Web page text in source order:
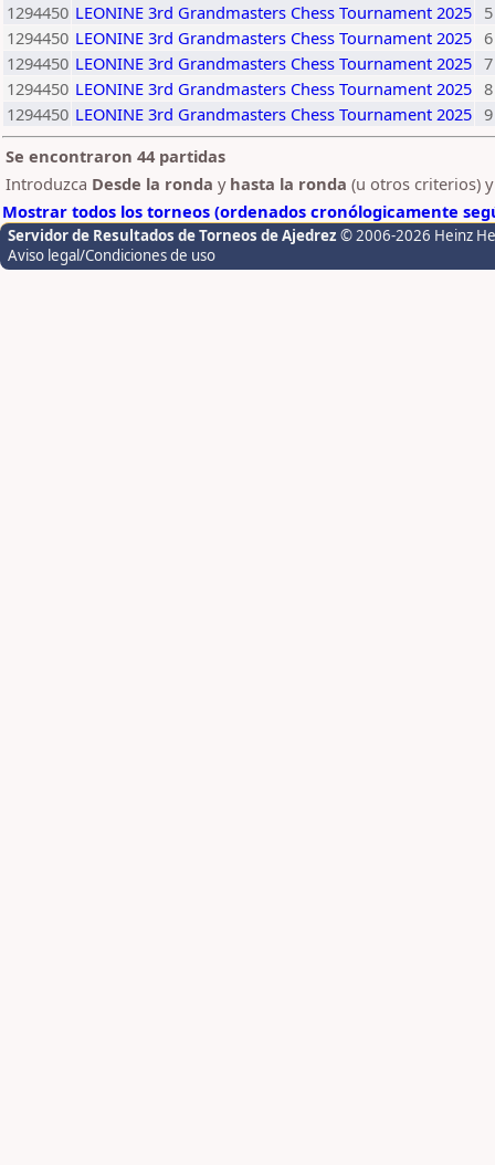
1294450 LEONINE 3rd Grandmasters Chess Tournament 2025 5
1294450 LEONINE 3rd Grandmasters Chess Tournament 2025 6
1294450 LEONINE 3rd Grandmasters Chess Tournament 2025 7
1294450 LEONINE 3rd Grandmasters Chess Tournament 2025 8
1294450 LEONINE 3rd Grandmasters Chess Tournament 2025 9
Se encontraron 44 partidas
Introduzca Desde la ronda y hasta la ronda (u otros criterios)
Mostrar todos los torneos (ordenados cronólogicamente
Servidor de Resultados de Torneos de Ajedrez © 2006-2026 Heinz
Aviso legal/Condiciones de uso